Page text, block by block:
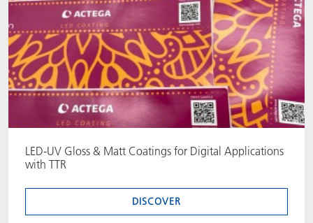
LED-UV Gloss & Matt Coatings for Digital Applications
with TTR
DISCOVER